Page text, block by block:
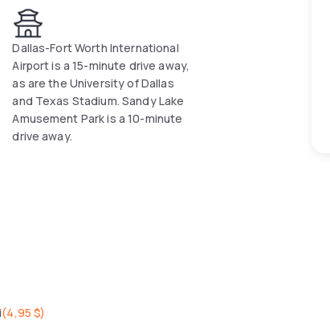
Snacks and beverages are
Garden Inn. Sandy Lake
Dallas-Fort Worth International
Airport is a 15-minute drive away,
as are the University of Dallas
and Texas Stadium. Sandy Lake
Amusement Park is a 10-minute
drive away.
(4,95 $)